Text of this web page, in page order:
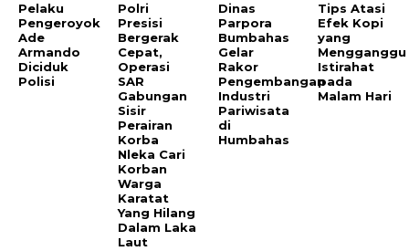
Pelaku
Pengeroyok
Ade
Armando
Diciduk
Polisi
Polri
Presisi
Bergerak
Cepat,
Operasi
SAR
Gabungan
Sisir
Perairan
Korba
Nleka Cari
Korban
Warga
Karatat
Yang Hilang
Dalam Laka
Laut
Dinas
Parpora
Bumbahas
Gelar
Rakor
Pengembangan
Industri
Pariwisata
di
Humbahas
Tips Atasi
Efek Kopi
yang
Mengganggu
Istirahat
pada
Malam Hari